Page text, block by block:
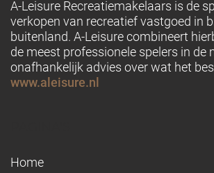
A-Leisure Recreatiemakelaars is de
verkopen van recreatief vastgoed in
buitenland. A-Leisure combineert
de meest professionele spelers in de
onafhankelijk advies over wat het
www.aleisure.nl
Home